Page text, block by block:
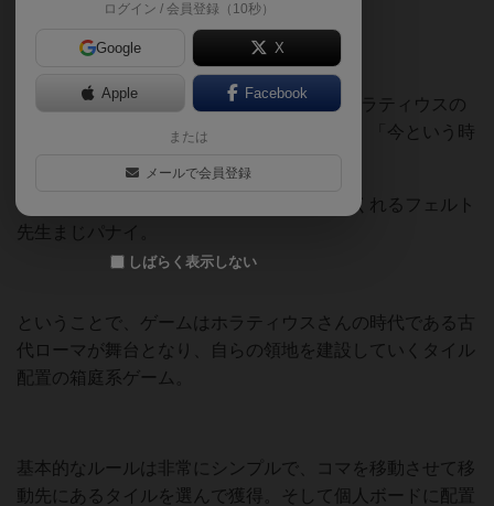
カルペ・ディエム(Carpe Diem) →BGG7.5
カルペ･ディエムとは、古代ローマの詩人ホラティウスの
詩にでてくる言葉で「今この瞬間を楽しめ」「今という時
そんな言葉と共に最高のゲームを提供してくれるフェルト
先生まじパナイ。
ということで、ゲームはホラティウスさんの時代である古
代ローマが舞台となり、自らの領地を建設していくタイル
配置の箱庭系ゲーム。
基本的なルールは非常にシンプルで、コマを移動させて移
動先にあるタイルを選んで獲得。そして個人ボードに配置
ログイン / 会員登録（10秒）
Google X
Apple Facebook
または
メールで会員登録
しばらく表示しない